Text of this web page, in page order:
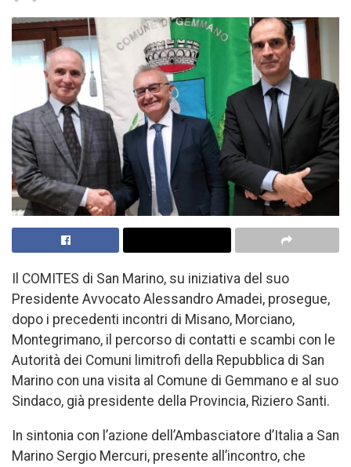
Il COMITES di San Marino, su iniziativa del suo
Presidente Avvocato Alessandro Amadei, prosegue,
dopo i precedenti incontri di Misano, Morciano,
Montegrimano, il percorso di contatti e scambi con le
Autorità dei Comuni limitrofi della Repubblica di San
Marino con una visita al Comune di Gemmano e al suo
Sindaco, già presidente della Provincia, Riziero Santi.
In sintonia con l’azione dell’Ambasciatore d’Italia a San
Marino Sergio Mercuri, presente all’incontro, che